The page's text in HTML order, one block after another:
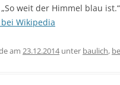
weit der Himmel blau ist.“
Wikipedia
am 23.12.2014unter baulich,